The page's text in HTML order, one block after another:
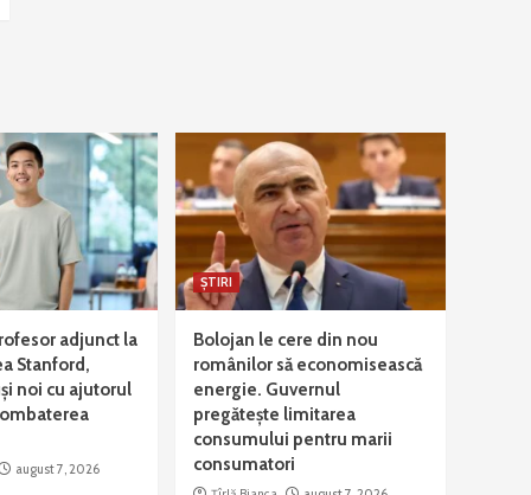
adjunct la
Stanford,
noi cu ajutorul
august 7, 2026
ȘTIRI
Bolojan le cere din nou
românilor să economisească
energie. Guvernul
pregătește limitarea
consumului pentru marii
consumatori